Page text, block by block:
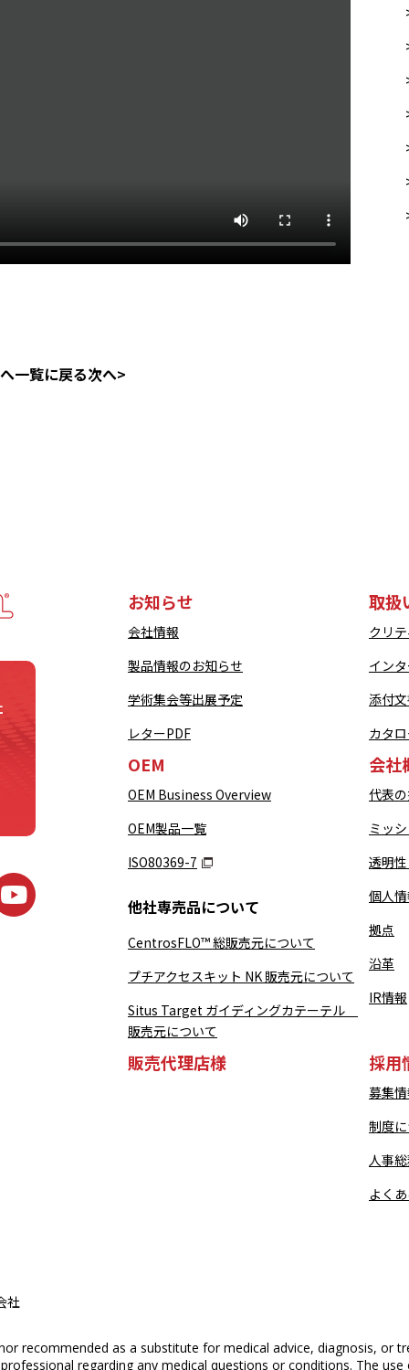
一覧に戻る次へ>
お知らせ
会社情報
製品情報のお知らせ
学術集会等出展予定
レターPDF
取扱
クリ
イン
添付
カタ
OEM
OEM Business Overview
OEM製品一覧
ISO80369-7
他社専売品について
CentrosFLO™ 総販売元について
プチアクセスキット NK 販売元について
Situs Target ガイディングカテーテル
販売元について
会社
代表
ミッ
透明
個人
拠点
沿革
IR情報
販売代理店様 採用
募集
制度
人事
よく
社
recommended as a substitute for medical advice, diagnosis, or
regarding any medical questions or conditions. The